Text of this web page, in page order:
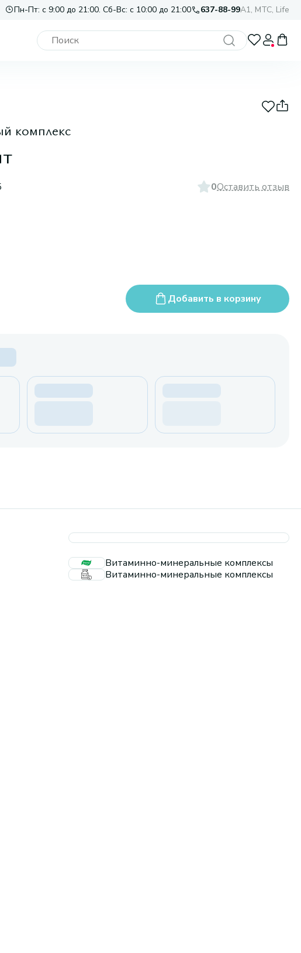
Пн-Пт: с 9:00 до 21:00. Сб-Вс: с 10:00 до 21:00 637-88-99A1, МТС, Life
комплекс
0Оставить отзыв
Добавить в корзину
Витаминно-минеральные комплексы
Витаминно-минеральные комплексы